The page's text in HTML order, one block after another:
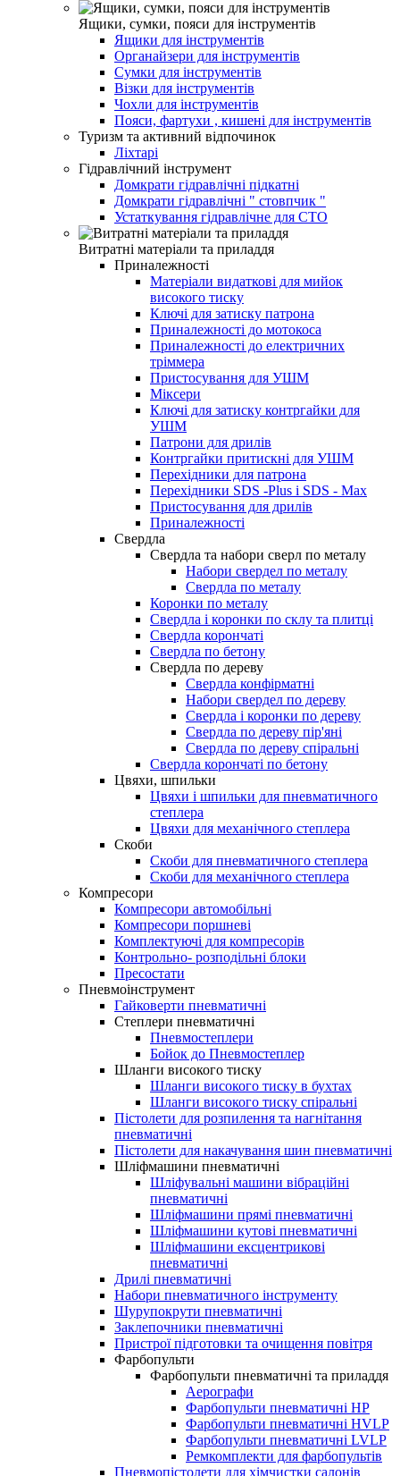
Ящики, сумки, пояси для інструментів
Ящики для інструментів
Органайзери для інструментів
Сумки для інструментів
Візки для інструментів
Чохли для інструментів
Пояси, фартухи , кишені для інструментів
Туризм та активний відпочинок
Ліхтарі
Гідравлічний інструмент
Домкрати гідравлічні підкатні
Домкрати гідравлічні " стовпчик "
Устаткування гідравлічне для СТО
Витратні матеріали та приладдя
Приналежності
Матеріали видаткові для мийок
високого тиску
Ключі для затиску патрона
Приналежності до мотокоса
Приналежності до електричних
тріммера
Пристосування для УШМ
Міксери
Ключі для затиску контргайки для
УШМ
Патрони для дрилів
Контргайки притискні для УШМ
Перехідники для патрона
Перехідники SDS -Plus і SDS - Max
Пристосування для дрилів
Приналежності
Свердла
Свердла та набори сверл по металу
Набори свердел по металу
Свердла по металу
Коронки по металу
Свердла і коронки по склу та плитці
Свердла корончаті
Свердла по бетону
Свердла по дереву
Свердла конфірматні
Набори свердел по дереву
Свердла і коронки по дереву
Свердла по дереву пір'яні
Свердла по дереву спіральні
Свердла корончаті по бетону
Цвяхи, шпильки
Цвяхи і шпильки для пневматичного
степлера
Цвяхи для механічного степлера
Скоби
Скоби для пневматичного степлера
Скоби для механічного степлера
Компресори
Компресори автомобільні
Компресори поршневі
Комплектуючі для компресорів
Контрольно- розподільні блоки
Пресостати
Пневмоінструмент
Гайковерти пневматичні
Степлери пневматичні
Пневмостеплери
Бойок до Пневмостеплер
Шланги високого тиску
Шланги високого тиску в бухтах
Шланги високого тиску спіральні
Пістолети для розпилення та нагнітання
пневматичні
Пістолети для накачування шин пневматичні
Шліфмашини пневматичні
Шліфувальні машини вібраційні
пневматичні
Шліфмашини прямі пневматичні
Шліфмашини кутові пневматичні
Шліфмашини ексцентрикові
пневматичні
Дрилі пневматичні
Набори пневматичного інструменту
Шурупокрути пневматичні
Заклепочники пневматичні
Пристрої підготовки та очищення повітря
Фарбопульти
Фарбопульти пневматичні та приладдя
Аерографи
Фарбопульти пневматичні HP
Фарбопульти пневматичні HVLP
Фарбопульти пневматичні LVLP
Ремкомплекти для фарбопультів
Пневмопістолети для хімчистки салонів